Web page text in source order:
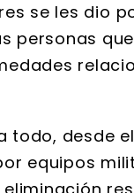
se les dio
personas
todo, desde el
equipos